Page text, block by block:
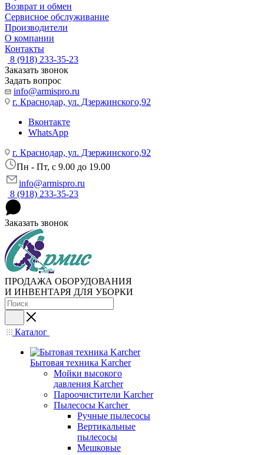
Возврат и обмен
Сервисное обслуживание
Производители
О компании
Контакты
8 (918) 233-35-23
Заказать звонок
Задать вопрос
info@armispro.ru
г. Краснодар, ул. Дзержинского,92
Вконтакте
WhatsApp
г. Краснодар, ул. Дзержинского,92
Пн - Пт, c 9.00 до 19.00
info@armispro.ru
8 (918) 233-35-23
Заказать звонок
ПРОДАЖА ОБОРУДОВАНИЯ
И ИНВЕНТАРЯ ДЛЯ УБОРКИ
Каталог
Бытовая техника Karcher
Мойки высокого
давления Karcher
Пароочистители Karcher
Пылесосы Karcher
Ручные пылесосы
Вертикальные
пылесосы
Мешковые